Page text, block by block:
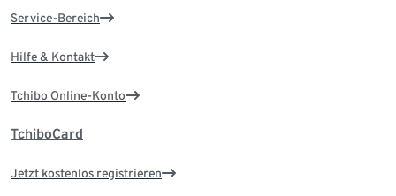
Service-Bereich
Hilfe & Kontakt
Tchibo Online-Konto
TchiboCard
Jetzt kostenlos registrieren